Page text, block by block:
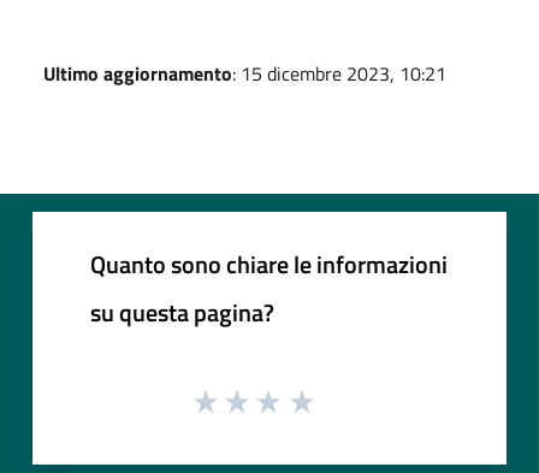
Ultimo aggiornamento: 15 dicembre 2023, 10:21
Quanto sono chiare le informazioni
su questa pagina?